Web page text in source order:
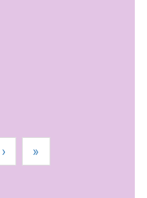
› »